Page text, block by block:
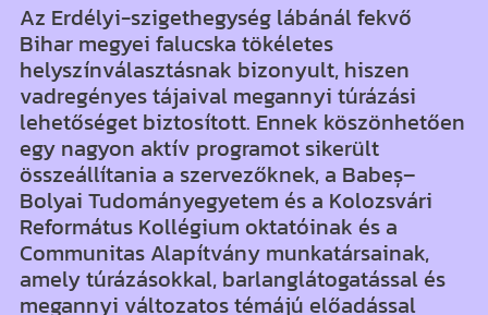
Az Erdélyi-szigethegység lábánál fekvő
Bihar megyei falucska tökéletes
helyszínválasztásnak bizonyult, hiszen
vadregényes tájaival megannyi túrázási
lehetőséget biztosított. Ennek köszönhetően
egy nagyon aktív programot sikerült
összeállítania a szervezőknek, a Babeș–
Bolyai Tudományegyetem és a Kolozsvári
Református Kollégium oktatóinak és a
Communitas Alapítvány munkatársainak,
amely túrázásokkal, barlanglátogatással és
megannyi változatos témájú előadással